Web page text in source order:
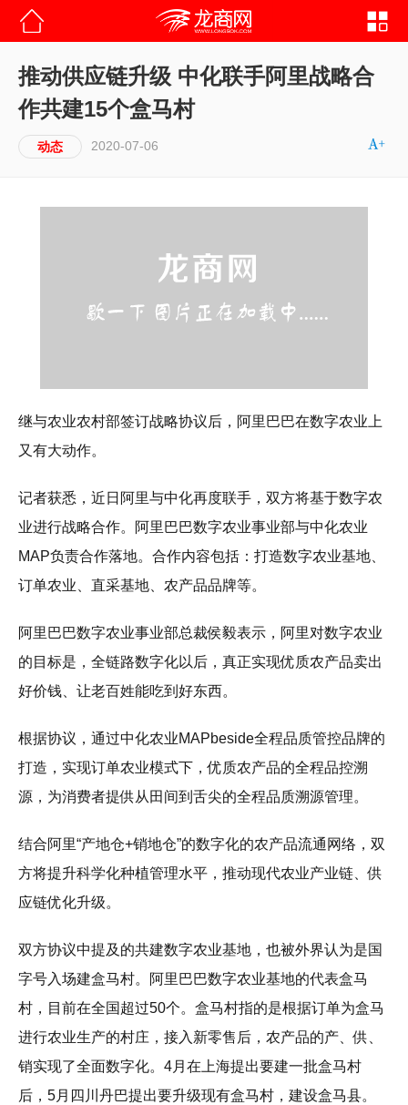
推动供应链升级 中化联手阿里战略合
作共建15个盒马村
动态 2020-07-06
继与农业农村部签订战略协议后，阿里巴巴在数字农业上
又有大动作。
记者获悉，近日阿里与中化再度联手，双方将基于数字农
业进行战略合作。阿里巴巴数字农业事业部与中化农业
MAP负责合作落地。合作内容包括：打造数字农业基地、
订单农业、直采基地、农产品品牌等。
阿里巴巴数字农业事业部总裁侯毅表示，阿里对数字农业
的目标是，全链路数字化以后，真正实现优质农产品卖出
好价钱、让老百姓能吃到好东西。
根据协议，通过中化农业MAPbeside全程品质管控品牌的
打造，实现订单农业模式下，优质农产品的全程品控溯
源，为消费者提供从田间到舌尖的全程品质溯源管理。
结合阿里“产地仓+销地仓”的数字化的农产品流通网络，双
方将提升科学化种植管理水平，推动现代农业产业链、供
应链优化升级。
双方协议中提及的共建数字农业基地，也被外界认为是国
字号入场建盒马村。阿里巴巴数字农业基地的代表盒马
村，目前在全国超过50个。盒马村指的是根据订单为盒马
进行农业生产的村庄，接入新零售后，农产品的产、供、
销实现了全面数字化。4月在上海提出要建一批盒马村
后，5月四川丹巴提出要升级现有盒马村，建设盒马县。